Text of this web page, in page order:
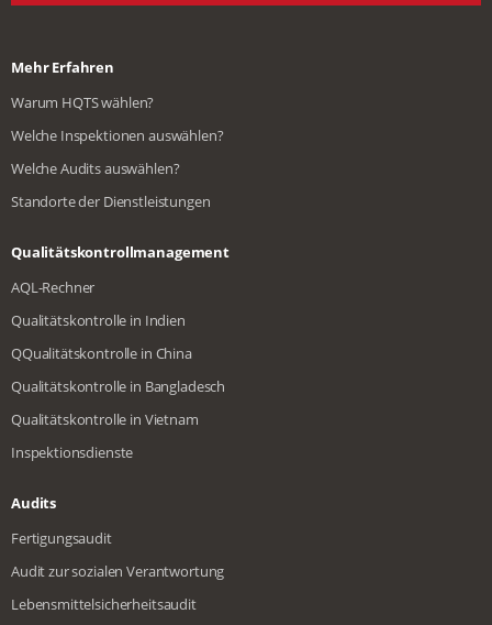
Mehr Erfahren
Warum HQTS wählen?
Welche Inspektionen auswählen?
Welche Audits auswählen?
Standorte der Dienstleistungen
Qualitätskontrollmanagement
AQL-Rechner
Qualitätskontrolle in Indien
QQualitätskontrolle in China
Qualitätskontrolle in Bangladesch
Qualitätskontrolle in Vietnam
Inspektionsdienste
Audits
Fertigungsaudit
Audit zur sozialen Verantwortung
Lebensmittelsicherheitsaudit